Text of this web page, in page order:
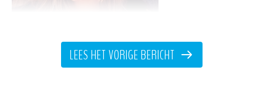
LEES HET VORIGE BERICHT